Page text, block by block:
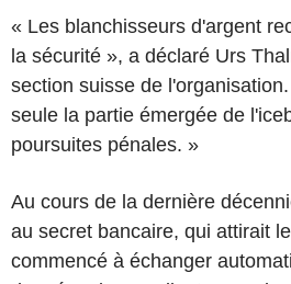
« Les blanchisseurs d'argent
la sécurité », a déclaré Urs
section suisse de
seule la partie émergée de
poursuites pénales. »
Au cours de la dernière
au secret bancaire, qui attirait
commencé à échanger